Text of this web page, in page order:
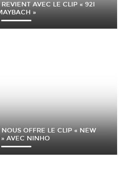
AVEC LE CLIP « 92I
»
OFFRE LE CLIP « NEW
» AVEC NINHO